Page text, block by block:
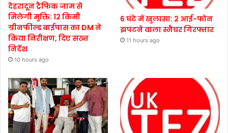
देहरादून ट्रैफिक जाम से
मिलेगी मुक्ति: 12 किमी
ग्रीनफील्ड बाईपास का DM ने
किया निरीक्षण, दिए सख्त
निर्देश
10 hours ago
6 घंटे में खुलासा: 2 आई-फोन
झपटने वाला स्नैचर गिरफ्तार
11 hours ago